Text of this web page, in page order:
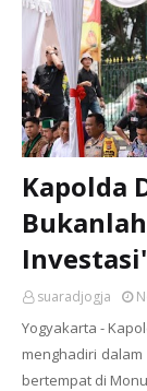
Kapolda
suaradjogja
Yogyakarta -
menghadiri
bertempat di